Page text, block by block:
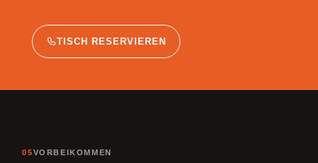
TISCH RESERVIEREN
05VORBEIKOMMEN